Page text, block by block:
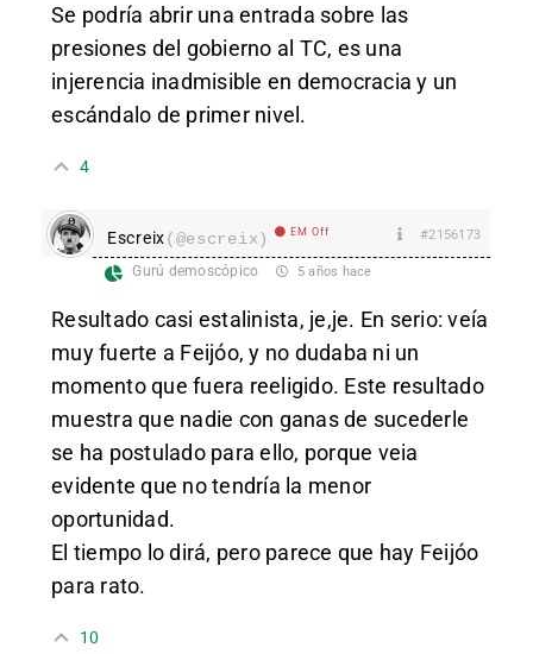
Se podría abrir una entrada sobre las
presiones del gobierno al TC, es una
injerencia inadmisible en democracia y un
escándalo de primer nivel.
4
Escreix(@escreix) EM Off #2156173
Gurú demoscópico 5 años hace
Resultado casi estalinista, je,je. En serio: veía
muy fuerte a Feijóo, y no dudaba ni un
momento que fuera reeligido. Este resultado
muestra que nadie con ganas de sucederle
se ha postulado para ello, porque veia
evidente que no tendría la menor
oportunidad.
El tiempo lo dirá, pero parece que hay Feijóo
para rato.
10